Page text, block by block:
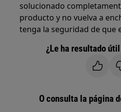
solucionado
producto y no vuelva a
tenga la seguridad de que
¿Le ha resultado
O consulta la página